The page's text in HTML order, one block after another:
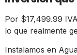
Por $17,499.99
lo que realmente
Instalamos en